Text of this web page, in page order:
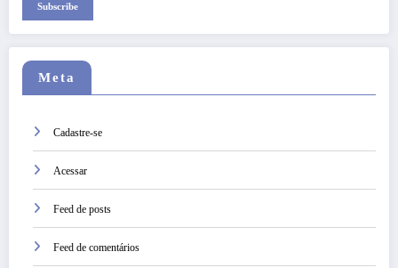
Subscribe
Meta
Cadastre-se
Acessar
Feed de posts
Feed de comentários